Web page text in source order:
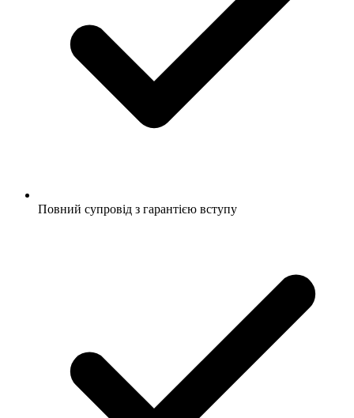
Повний супровід з гарантією вступу